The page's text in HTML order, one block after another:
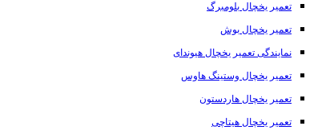
تعمیر یخچال بلومبرگ
تعمیر یخچال بوش
نمایندگی تعمیر یخچال هیوندای
تعمیر یخچال وستینگ هاوس
تعمیر یخچال هاردستون
تعمیر یخچال هیتاچی